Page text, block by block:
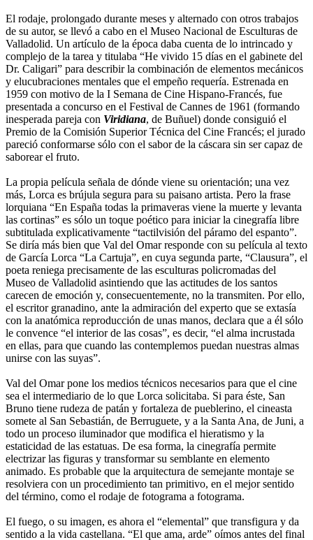
El rodaje, prolongado durante meses y alternado con otros trabajos
de su autor, se llevó a cabo en el Museo Nacional de Esculturas de
Valladolid. Un artículo de la época daba cuenta de lo intrincado y
complejo de la tarea y titulaba “He vivido 15 días en el gabinete del
Dr. Caligari” para describir la combinación de elementos mecánicos
y elucubraciones mentales que el empeño requería. Estrenada en
1959 con motivo de la I Semana de Cine Hispano-Francés, fue
presentada a concurso en el Festival de Cannes de 1961 (formando
inesperada pareja con Viridiana, de Buñuel) donde consiguió el
Premio de la Comisión Superior Técnica del Cine Francés; el jurado
pareció conformarse sólo con el sabor de la cáscara sin ser capaz de
saborear el fruto.
La propia película señala de dónde viene su orientación; una vez
más, Lorca es brújula segura para su paisano artista. Pero la frase
lorquiana “En España todas la primaveras viene la muerte y levanta
las cortinas” es sólo un toque poético para iniciar la cinegrafía libre
subtitulada explicativamente “tactilvisión del páramo del espanto”.
Se diría más bien que Val del Omar responde con su película al texto
de García Lorca “La Cartuja”, en cuya segunda parte, “Clausura”, el
poeta reniega precisamente de las esculturas policromadas del
Museo de Valladolid asintiendo que las actitudes de los santos
carecen de emoción y, consecuentemente, no la transmiten. Por ello,
el escritor granadino, ante la admiración del experto que se extasía
con la anatómica reproducción de unas manos, declara que a él sólo
le convence “el interior de las cosas”, es decir, “el alma incrustada
en ellas, para que cuando las contemplemos puedan nuestras almas
unirse con las suyas”.
Val del Omar pone los medios técnicos necesarios para que el cine
sea el intermediario de lo que Lorca solicitaba. Si para éste, San
Bruno tiene rudeza de patán y fortaleza de pueblerino, el cineasta
somete al San Sebastián, de Berruguete, y a la Santa Ana, de Juni, a
todo un proceso iluminador que modifica el hieratismo y la
estaticidad de las estatuas. De esa forma, la cinegrafía permite
electrizar las figuras y transformar su semblante en elemento
animado. Es probable que la arquitectura de semejante montaje se
resolviera con un procedimiento tan primitivo, en el mejor sentido
del término, como el rodaje de fotograma a fotograma.
El fuego, o su imagen, es ahora el “elemental” que transfigura y da
sentido a la vida castellana. “El que ama, arde” oímos antes del final